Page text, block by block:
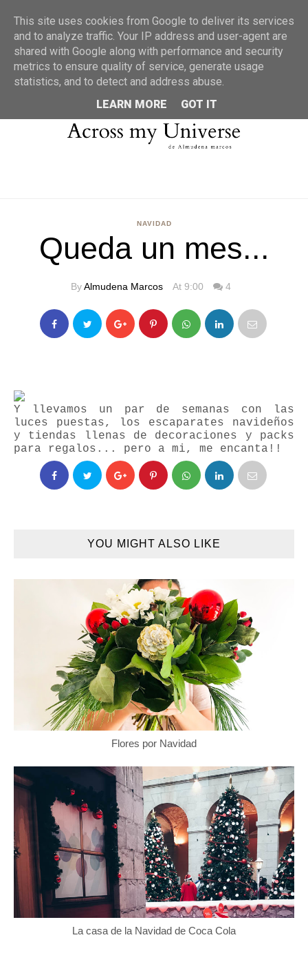
MENU
NAVIDAD
Queda un mes...
ByAlmudena Marcos At 9:00 4
Y llevamos un par de semanas con las
luces puestas, los escaparates navideños
y tiendas llenas de decoraciones y packs
para regalos... pero a mi, me encanta!!
YOU MIGHT ALSO LIKE
Flores por Navidad
La casa de la Navidad de Coca Cola
This site uses cookies from Google to deliver its services
and to analyze traffic. Your IP address and user-agent are
shared with Google along with performance and security
metrics to ensure quality of service, generate usage
statistics, and to detect and address abuse.
LEARN MORE
GOT IT